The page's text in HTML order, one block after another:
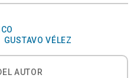
GUSTAVO VÉLEZ
AUTOR